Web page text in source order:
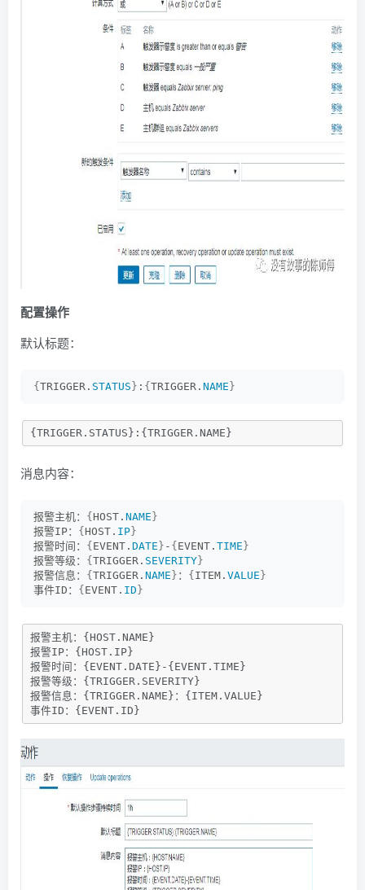
配置操作
默认标题：
{TRIGGER. STATUS} : {TRIGGER. NAME}
{TRIGGER.STATUS}:{TRIGGER.NAME}
消息内容：
报警主机： { HOST. NAME }
报警IP： { HOST. IP }
报警时间： { EVENT. DATE } - { EVENT. TIME }
报警等级： { TRIGGER. SEVERITY }
报警信息： { TRIGGER. NAME } ： { ITEM. VALUE }
事件ID： { EVENT. ID }
报警主机：{HOST.NAME}
报警IP：{HOST.IP}
报警时间：{EVENT.DATE}-{EVENT.TIME}
报警等级：{TRIGGER.SEVERITY}
报警信息：{TRIGGER.NAME}：{ITEM.VALUE}
事件ID：{EVENT.ID}